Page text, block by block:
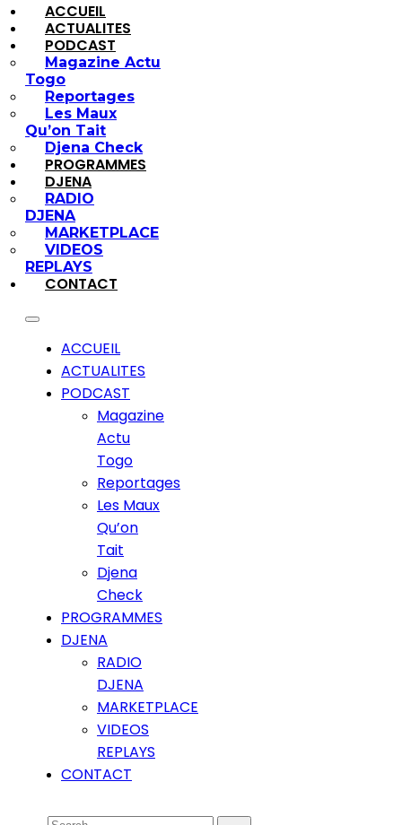
ACCUEIL
ACTUALITES
PODCAST
Magazine Actu
Togo
Reportages
Les Maux
Qu’on Tait
Djena Check
PROGRAMMES
DJENA
RADIO
DJENA
MARKETPLACE
VIDEOS
REPLAYS
CONTACT
ACCUEIL
ACTUALITES
PODCAST
Magazine
Actu
Togo
Reportages
Les Maux
Qu’on
Tait
Djena
Check
PROGRAMMES
DJENA
RADIO
DJENA
MARKETPLACE
VIDEOS
REPLAYS
CONTACT